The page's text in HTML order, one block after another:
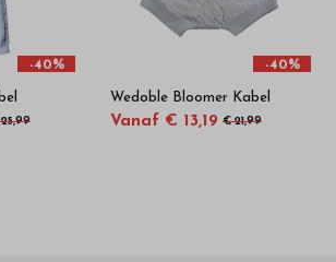
-40% -40%
Wedoble Bloomer Kabel
Vanaf € 13,19 € 21,99